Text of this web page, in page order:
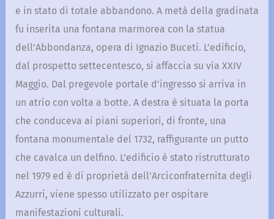
e in stato di totale abbandono. A metà della gradinata
fu inserita una fontana marmorea con la statua
dell’Abbondanza, opera di Ignazio Buceti. L’edificio,
dal prospetto settecentesco, si affaccia su via XXIV
Maggio. Dal pregevole portale d’ingresso si arriva in
un atrio con volta a botte. A destra è situata la porta
che conduceva ai piani superiori, di fronte, una
fontana monumentale del 1732, raffigurante un putto
che cavalca un delfino. L’edificio è stato ristrutturato
nel 1979 ed è di proprietà dell’Arciconfraternita degli
Azzurri, viene spesso utilizzato per ospitare
manifestazioni culturali.